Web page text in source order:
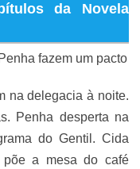
da Novela
fazem um pacto
na delegacia à noite.
Penha desperta na
do Gentil. Cida
a mesa do café